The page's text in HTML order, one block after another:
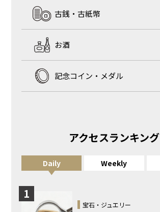
古銭・古紙幣
お酒
記念コイン・メダル
アクセスランキング
Daily
1
宝石・ジュエリー
Weekly